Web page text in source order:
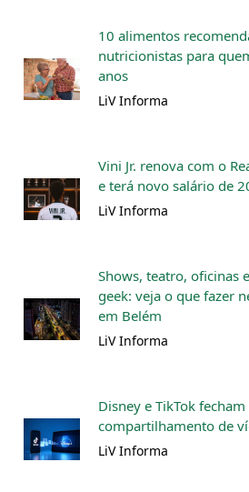
10 alimentos
nutricionistas para
anos
LiV Informa
Vini Jr. renova com o
e terá novo salário de
LiV Informa
Shows, teatro, oficinas
geek: veja o que fazer
em Belém
LiV Informa
Disney e TikTok
compartilhamento de
LiV Informa